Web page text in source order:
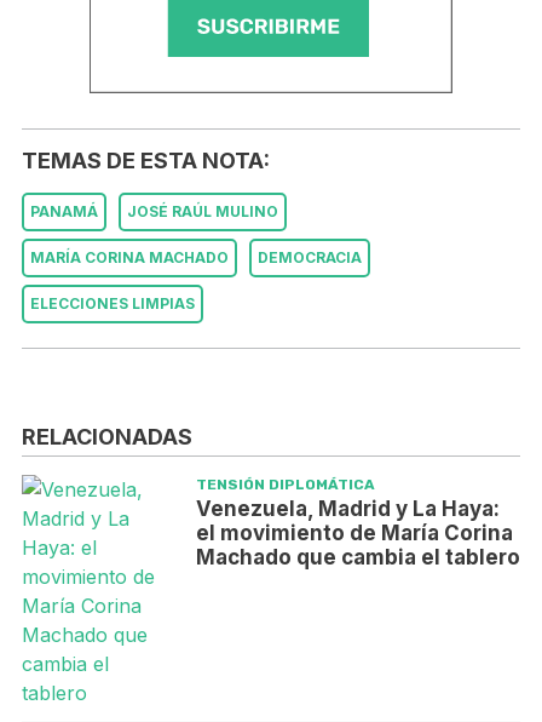
TEMAS DE ESTA NOTA:
PANAMÁ JOSÉ RAÚL MULINO
MARÍA CORINA MACHADO DEMOCRACIA
ELECCIONES LIMPIAS
RELACIONADAS
TENSIÓN DIPLOMÁTICA
Venezuela, Madrid y La Haya:
el movimiento de María Corina
Machado que cambia el tablero